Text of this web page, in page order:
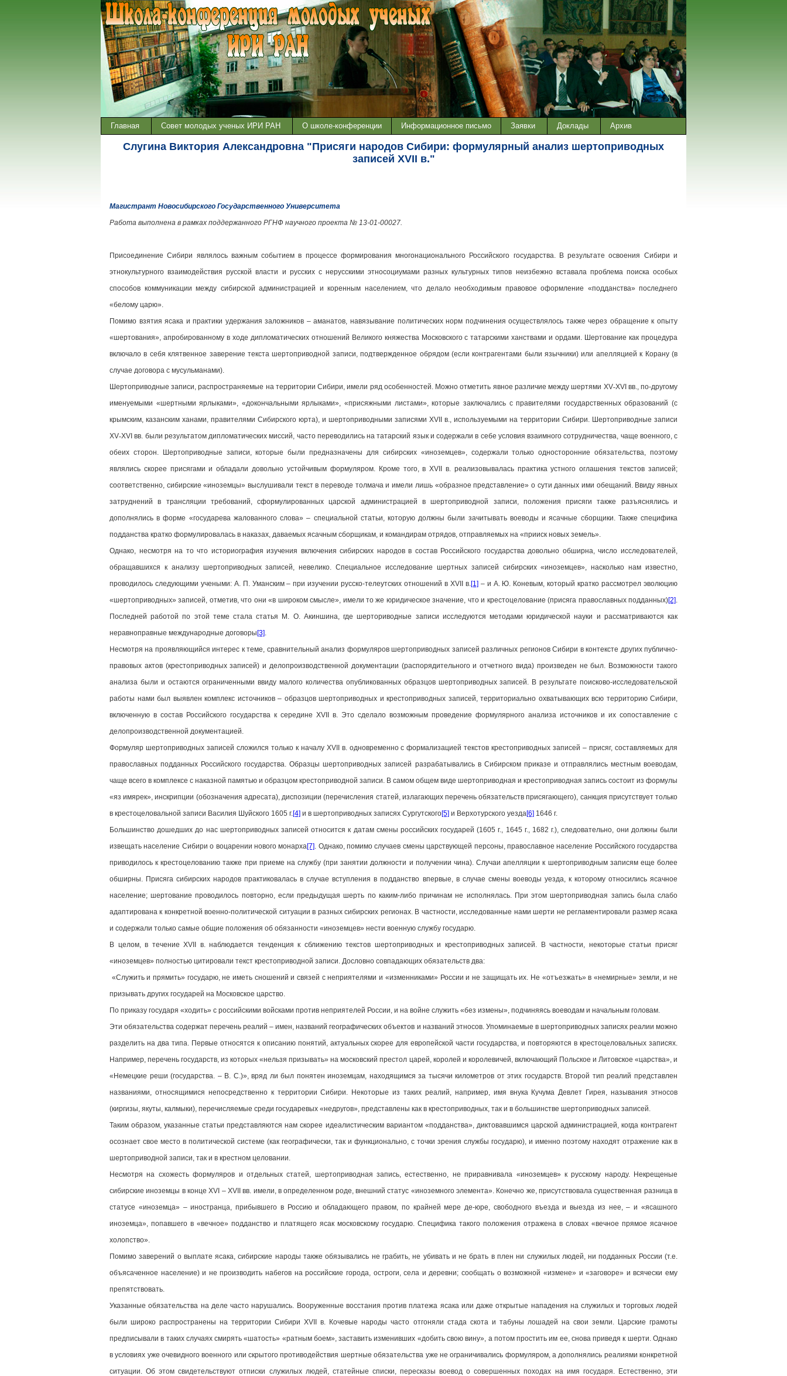
Главная Совет молодых ученых ИРИ РАН О школе-конференции Информационное письмо Заявки Доклады Архив
Слугина Виктория Александровна "Присяги народов Сибири: формулярный анализ шертоприводных
записей XVII в."
Магистрант Новосибирского Государственного Университета
Работа выполнена в рамках поддержанного РГНФ научного проекта № 13-01-00027.
Присоединение Сибири являлось важным событием в процессе формирования многонационального Российского государства. В результате освоения Сибири и
этнокультурного взаимодействия русской власти и русских с нерусскими этносоциумами разных культурных типов неизбежно вставала проблема поиска особых
способов коммуникации между сибирской администрацией и коренным населением, что делало необходимым правовое оформление «подданства» последнего
«белому царю».
Помимо взятия ясака и практики удержания заложников – аманатов, навязывание политических норм подчинения осуществлялось также через обращение к опыту
«шертования», апробированному в ходе дипломатических отношений Великого княжества Московского с татарскими ханствами и ордами. Шертование как процедура
включало в себя клятвенное заверение текста шертоприводной записи, подтвержденное обрядом (если контрагентами были язычники) или апелляцией к Корану (в
случае договора с мусульманами).
Шертоприводные записи, распространяемые на территории Сибири, имели ряд особенностей. Можно отметить явное различие между шертями XV˗XVI вв., по-другому
именуемыми «шертными ярлыками», «докончальными ярлыками», «присяжными листами», которые заключались с правителями государственных образований (с
крымским, казанским ханами, правителями Сибирского юрта), и шертоприводными записями XVII в., используемыми на территории Сибири. Шертоприводные записи
XV˗XVI вв. были результатом дипломатических миссий, часто переводились на татарский язык и содержали в себе условия взаимного сотрудничества, чаще военного, с
обеих сторон. Шертоприводные записи, которые были предназначены для сибирских «иноземцев», содержали только односторонние обязательства, поэтому
являлись скорее присягами и обладали довольно устойчивым формуляром. Кроме того, в XVII в. реализовывалась практика устного оглашения текстов записей;
соответственно, сибирские «иноземцы» выслушивали текст в переводе толмача и имели лишь «образное представление» о сути данных ими обещаний. Ввиду явных
затруднений в трансляции требований, сформулированных царской администрацией в шертоприводной записи, положения присяги также разъяснялись и
дополнялись в форме «государева жалованного слова» – специальной статьи, которую должны были зачитывать воеводы и ясачные сборщики. Также специфика
подданства кратко формулировалась в наказах, даваемых ясачным сборщикам, и командирам отрядов, отправляемых на «прииск новых земель».
Однако, несмотря на то что историография изучения включения сибирских народов в состав Российского государства довольно обширна, число исследователей,
обращавшихся к анализу шертоприводных записей, невелико. Специальное исследование шертных записей сибирских «иноземцев», насколько нам известно,
проводилось следующими учеными: А. П. Уманским – при изучении русско‑телеутских отношений в XVII в.[1] – и А. Ю. Коневым, который кратко рассмотрел эволюцию
«шертоприводных» записей, отметив, что они «в широком смысле», имели то же юридическое значение, что и крестоцелование (присяга православных подданных)[2].
Последней работой по этой теме стала статья М. О. Акиншина, где шерториводные записи исследуются методами юридической науки и рассматриваются как
неравноправные международные договоры[3].
Несмотря на проявляющийся интерес к теме, сравнительный анализ формуляров шертоприводных записей различных регионов Сибири в контексте других публично-
правовых актов (крестоприводных записей) и делопроизводственной документации (распорядительного и отчетного вида) произведен не был. Возможности такого
анализа были и остаются ограниченными ввиду малого количества опубликованных образцов шертоприводных записей. В результате поисково-исследовательской
работы нами был выявлен комплекс источников – образцов шертоприводных и крестоприводных записей, территориально охватывающих всю территорию Сибири,
включенную в состав Российского государства к середине XVII в. Это сделало возможным проведение формулярного анализа источников и их сопоставление с
делопроизводственной документацией.
Формуляр шертоприводных записей сложился только к началу XVII в. одновременно с формализацией текстов крестоприводных записей – присяг, составляемых для
православных подданных Российского государства. Образцы шертоприводных записей разрабатывались в Сибирском приказе и отправлялись местным воеводам,
чаще всего в комплексе с наказной памятью и образцом крестоприводной записи. В самом общем виде шертоприводная и крестоприводная запись состоит из формулы
«яз имярек», инскрипции (обозначения адресата), диспозиции (перечисления статей, излагающих перечень обязательств присягающего), санкция присутствует только
в крестоцеловальной записи Василия Шуйского 1605 г.[4] и в шертоприводных записях Сургутского[5] и Верхотурского уезда[6] 1646 г.
Большинство дошедших до нас шертоприводных записей относится к датам смены российских государей (1605 г., 1645 г., 1682 г.), следовательно, они должны были
извещать население Сибири о воцарении нового монарха[7]. Однако, помимо случаев смены царствующей персоны, православное население Российского государства
приводилось к крестоцелованию также при приеме на службу (при занятии должности и получении чина). Случаи апелляции к шертоприводным записям еще более
обширны. Присяга сибирских народов практиковалась в случае вступления в подданство впервые, в случае смены воеводы уезда, к которому относились ясачное
население; шертование проводилось повторно, если предыдущая шерть по каким-либо причинам не исполнялась. При этом шертоприводная запись была слабо
адаптирована к конкретной военно-политической ситуации в разных сибирских регионах. В частности, исследованные нами шерти не регламентировали размер ясака
и содержали только самые общие положения об обязанности «иноземцев» нести военную службу государю.
В целом, в течение XVII в. наблюдается тенденция к сближению текстов шертоприводных и крестоприводных записей. В частности, некоторые статьи присяг
«иноземцев» полностью цитировали текст крестоприводной записи. Дословно совпадающих обязательств два:
«Служить и прямить» государю, не иметь сношений и связей с неприятелями и «изменниками» России и не защищать их. Не «отъезжать» в «немирные» земли, и не
призывать других государей на Московское царство.
По приказу государя «ходить» с российскими войсками против неприятелей России, и на войне служить «без измены», подчиняясь воеводам и начальным головам.
Эти обязательства содержат перечень реалий – имен, названий географических объектов и названий этносов. Упоминаемые в шертоприводных записях реалии можно
разделить на два типа. Первые относятся к описанию понятий, актуальных скорее для европейской части государства, и повторяются в крестоцеловальных записях.
Например, перечень государств, из которых «нельзя призывать» на московский престол царей, королей и королевичей, включающий Польское и Литовское «царства», и
«Немецкие реши (государства. – В. С.)», вряд ли был понятен иноземцам, находящимся за тысячи километров от этих государств. Второй тип реалий представлен
названиями, относящимися непосредственно к территории Сибири. Некоторые из таких реалий, например, имя внука Кучума Девлет Гирея, называния этносов
(киргизы, якуты, калмыки), перечисляемые среди государевых «недругов», представлены как в крестоприводных, так и в большинстве шертоприводных записей.
Таким образом, указанные статьи представляются нам скорее идеалистическим вариантом «подданства», диктовавшимся царской администрацией, когда контрагент
осознает свое место в политической системе (как географически, так и функционально, с точки зрения службы государю), и именно поэтому находят отражение как в
шертоприводной записи, так и в крестном целовании.
Несмотря на схожесть формуляров и отдельных статей, шертоприводная запись, естественно, не приравнивала «иноземцев» к русскому народу. Некрещеные
сибирские иноземцы в конце XVI – XVII вв. имели, в определенном роде, внешний статус «иноземного элемента». Конечно же, присутствовала существенная разница в
статусе «иноземца» – иностранца, прибывшего в Россию и обладающего правом, по крайней мере де-юре, свободного въезда и выезда из нее, – и «ясашного
иноземца», попавшего в «вечное» подданство и платящего ясак московскому государю. Специфика такого положения отражена в словах «вечное прямое ясачное
холопство».
Помимо заверений о выплате ясака, сибирские народы также обязывались не грабить, не убивать и не брать в плен ни служилых людей, ни подданных России (т.е.
объясаченное население) и не производить набегов на российские города, остроги, села и деревни; сообщать о возможной «измене» и «заговоре» и всячески ему
препятствовать.
Указанные обязательства на деле часто нарушались. Вооруженные восстания против платежа ясака или даже открытые нападения на служилых и торговых людей
были широко распространены на территории Сибири XVII в. Кочевые народы часто отгоняли стада скота и табуны лошадей на свои земли. Царские грамоты
предписывали в таких случаях смирять «шатость» «ратным боем», заставить изменивших «добить свою вину», а потом простить им ее, снова приведя к шерти. Однако
в условиях уже очевидного военного или скрытого противодействия шертные обязательства уже не ограничивались формуляром, а дополнялись реалиями конкретной
ситуации. Об этом свидетельствуют отписки служилых людей, статейные списки, пересказы воевод о совершенных походах на имя государя. Естественно, эти